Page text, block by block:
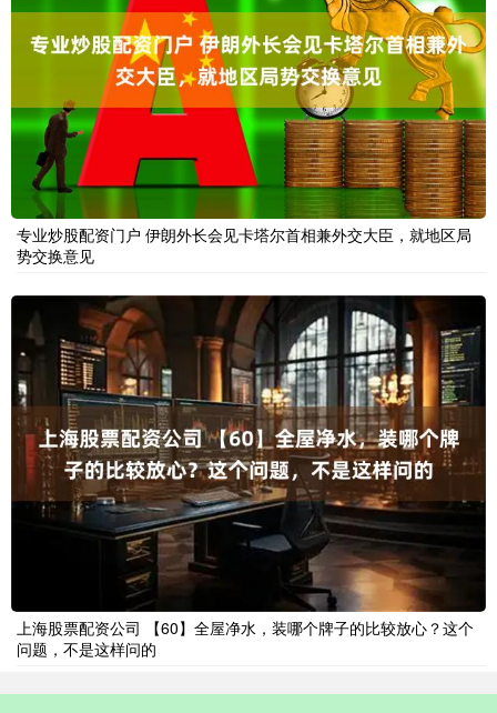
专业炒股配资门户 伊朗外长会见卡塔尔首相兼外交大臣，就地区局
势交换意见
上海股票配资公司 【60】全屋净水，装哪个牌子的比较放心？这个
问题，不是这样问的